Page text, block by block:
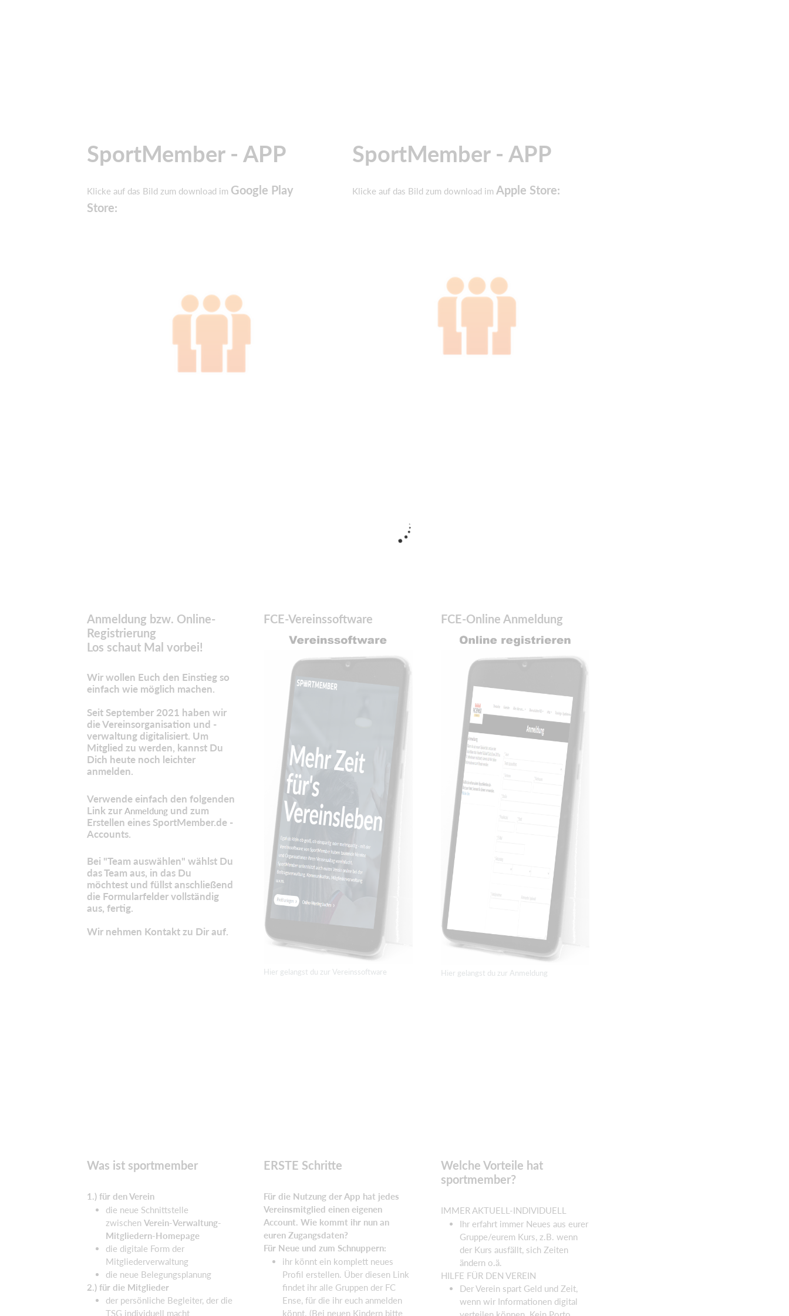
SportMember - APP
Klicke auf das Bild zum download im Google Play
Store:
SportMember - APP
Klicke auf das Bild zum download im Apple Store:
Anmeldung bzw. Online-
Registrierung
Los schaut Mal vorbei!
Wir wollen Euch den Einstieg so
einfach wie möglich machen.
Seit September 2021 haben wir
die Vereinsorganisation und -
verwaltung digitalisiert. Um
Mitglied zu werden, kannst Du
Dich heute noch leichter
anmelden.
Verwende einfach den folgenden
Link zur Anmeldung und zum
Erstellen eines SportMember.de -
Accounts.
Bei "Team auswählen" wählst Du
das Team aus, in das Du
möchtest und füllst anschließend
die Formularfelder vollständig
aus, fertig.
Wir nehmen Kontakt zu Dir auf.
FCE-Vereinssoftware
Hier gelangst du zur Vereinssoftware
FCE-Online Anmeldung
Hier gelangst du zur Anmeldung
Was ist sportmember
1.) für den Verein
die neue Schnittstelle
zwischen Verein-Verwaltung-
Mitgliedern-Homepage
die digitale Form der
Mitgliederverwaltung
die neue Belegungsplanung
2.) für die Mitglieder
der persönliche Begleiter, der die
TSG individuell macht
ERSTE Schritte
Für die Nutzung der App hat jedes
Vereinsmitglied einen eigenen
Account. Wie kommt ihr nun an
euren Zugangsdaten?
Für Neue und zum Schnuppern:
ihr könnt ein komplett neues
Profil erstellen. Über diesen Link
findet ihr alle Gruppen der FC
Ense, für die ihr euch anmelden
könnt. (Bei neuen Kindern bitte
Welche Vorteile hat
sportmember?
IMMER AKTUELL-INDIVIDUELL
Ihr erfahrt immer Neues aus eurer
Gruppe/eurem Kurs, z.B. wenn
der Kurs ausfällt, sich Zeiten
ändern o.ä.
HILFE FÜR DEN VEREIN
Der Verein spart Geld und Zeit,
wenn wir Informationen digital